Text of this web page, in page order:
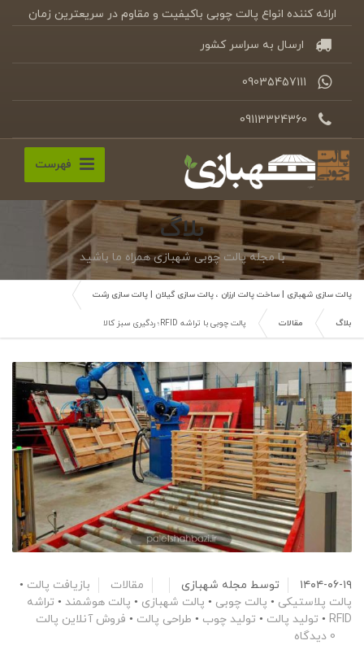
ارائه کننده انواع پالت چوبی باکیفیت و مقاوم در سریعترین زمان
ارسال به سراسر کشور
09035457111
09113324360
فهرست
بلاگ
با مجله پالت چوبی شهبازی همراه ما باشید
پالت سازی شهبازی | ساخت پالت ارزان ، پالت سازی گیلان | پالت سازی رشت
بلاگ مقالات پالت چوبی با تراشه RFID؛ ردگیری سبز کالا
۱۴۰۴-۰۶-۱۹ توسط مجله شهبازی مقالات بازیافت پالت •
پالت پلاستیکی • پالت چوبی • پالت شهبازی • پالت هوشمند • تراشه
RFID
• تولید پالت • تولید چوب • طراحی پالت • فروش آنلاین پالت
0 دیدگاه